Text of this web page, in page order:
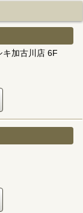
キ加古川店 6F